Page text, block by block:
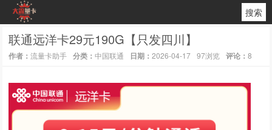
搜索
联通远洋卡29元190G【只发四川】
作者：流量卡助手 分类：中国联通 日期：2026-04-17 97浏览 评论：8